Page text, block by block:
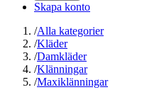
Skapa konto
/Alla kategorier
/Kläder
/Damkläder
/Klänningar
/Maxiklänningar